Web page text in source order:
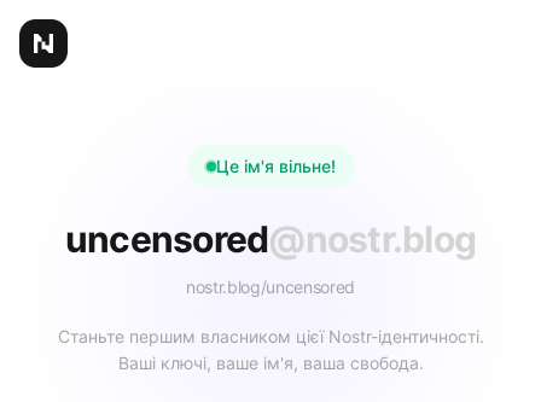
Це ім'я вільне!
uncensored@nostr.blog
nostr.blog/uncensored
Станьте першим власником цієї Nostr-ідентичності.
Ваші ключі, ваше ім'я, ваша свобода.